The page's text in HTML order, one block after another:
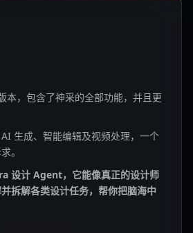
本，包含了神采的全部功能，并且更
生成、智能编辑及视频处理，一个
。
设计 Agent，它能像真正的设计师
拆解各类设计任务，帮你把脑海中